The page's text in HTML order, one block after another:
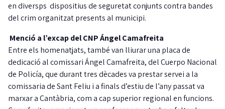
en diversps dispositius de seguretat conjunts contra bandes
del crim organitzat presents al municipi.
Menció a l’excap del CNP Ángel Camafreita
Entre els homenatjats, també van lliurar una placa de
dedicació al comissari Ángel Camafreita, del Cuerpo Nacional
de Policía, que durant tres dècades va prestar servei a la
comissaria de Sant Feliu i a finals d’estiu de l’any passat va
marxar a Cantàbria, com a cap superior regional en funcions.